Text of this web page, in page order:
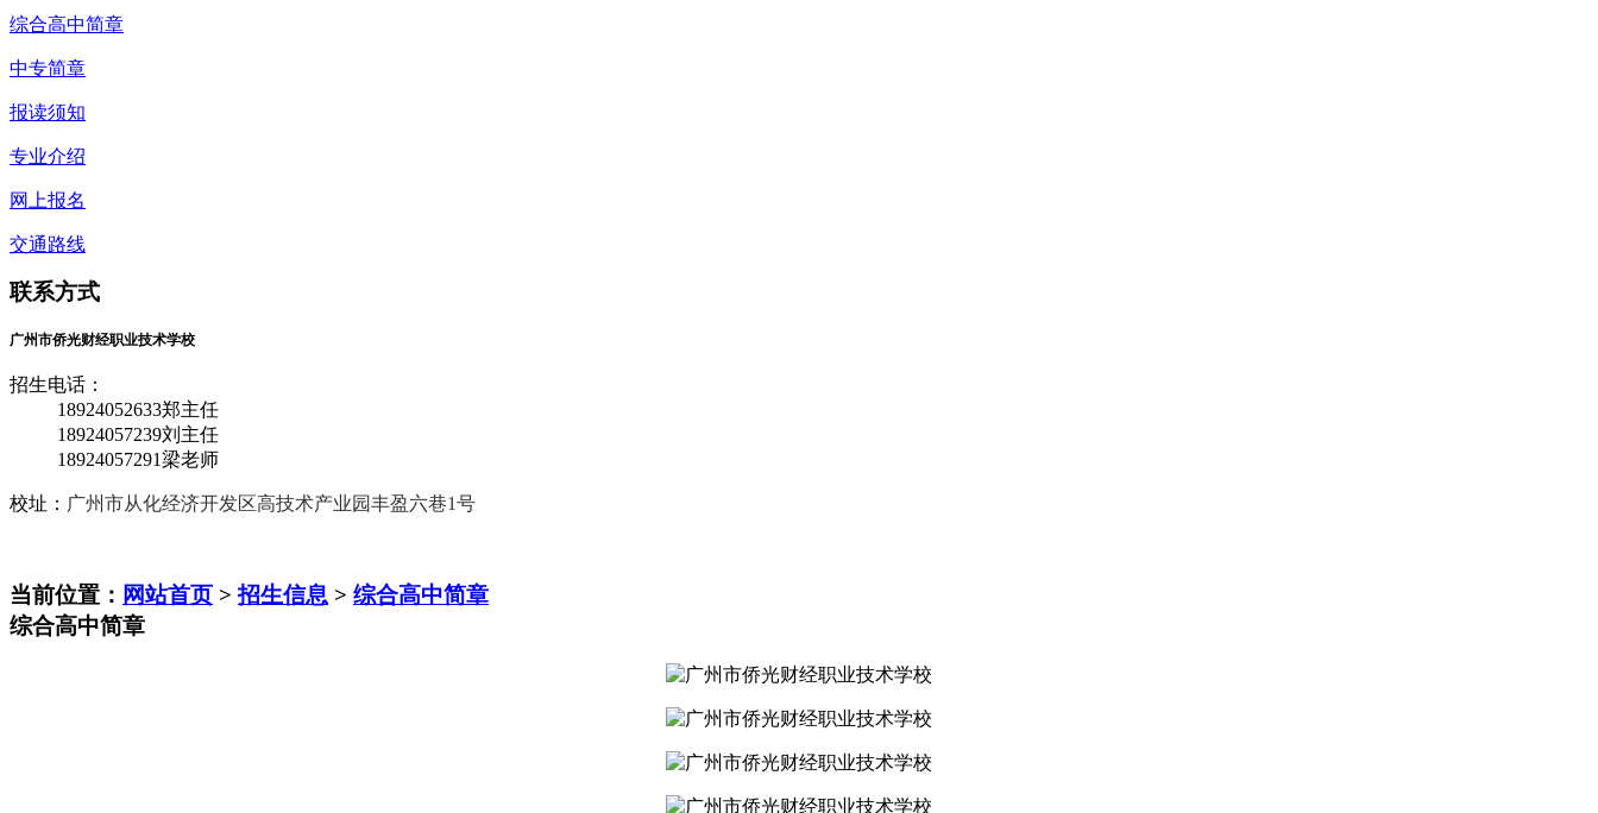
综合高中简章
中专简章
报读须知
专业介绍
网上报名
交通路线
联系方式
广州市侨光财经职业技术学校
招生电话：
18924052633郑主任
18924057239刘主任
18924057291梁老师
校址： 广州市从化经济开发区高技术产业园丰盈六巷1号
当前位置： 网站首页 >招生信息 > 综合高中简章
综合高中简章